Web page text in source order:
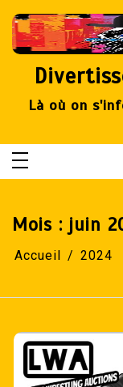
contenu
Là où on
Mois : juin
Accueil 2024